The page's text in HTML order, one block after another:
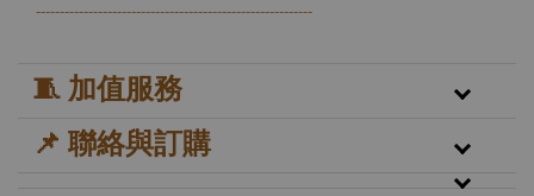
----------------------------------------------------------
🧵 加值服務
📌 聯絡與訂購